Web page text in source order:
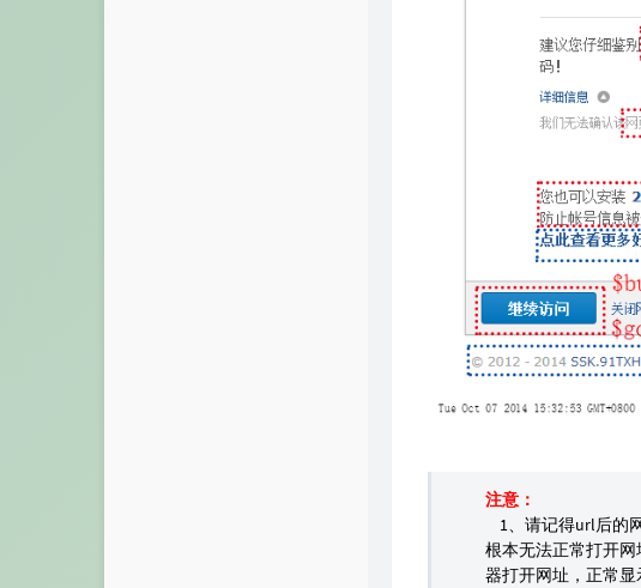
注意：
1、请记得url后的
根本无法正常打开
器打开网址，正常